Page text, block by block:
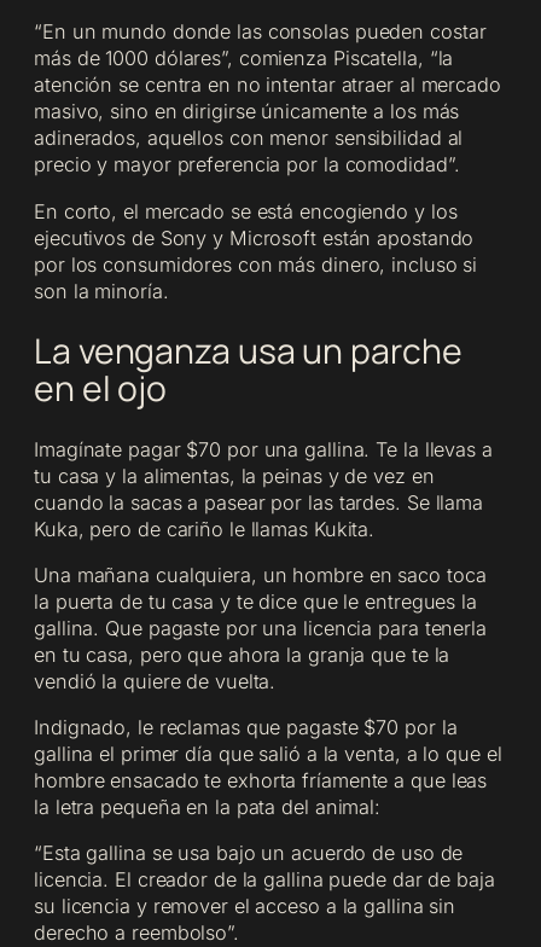
“En un mundo donde las consolas pueden costar
más de 1000 dólares”, comienza Piscatella, “la
atención se centra en no intentar atraer al mercado
masivo, sino en dirigirse únicamente a los más
adinerados, aquellos con menor sensibilidad al
precio y mayor preferencia por la comodidad”.
En corto, el mercado se está encogiendo y los
ejecutivos de Sony y Microsoft están apostando
por los consumidores con más dinero, incluso si
son la minoría.
La venganza usa un parche
en el ojo
Imagínate pagar $70 por una gallina. Te la llevas a
tu casa y la alimentas, la peinas y de vez en
cuando la sacas a pasear por las tardes. Se llama
Kuka, pero de cariño le llamas Kukita.
Una mañana cualquiera, un hombre en saco toca
la puerta de tu casa y te dice que le entregues la
gallina. Que pagaste por una licencia para tenerla
en tu casa, pero que ahora la granja que te la
vendió la quiere de vuelta.
Indignado, le reclamas que pagaste $70 por la
gallina el primer día que salió a la venta, a lo que el
hombre ensacado te exhorta fríamente a que leas
la letra pequeña en la pata del animal:
“Esta gallina se usa bajo un acuerdo de uso de
licencia. El creador de la gallina puede dar de baja
su licencia y remover el acceso a la gallina sin
derecho a reembolso”.